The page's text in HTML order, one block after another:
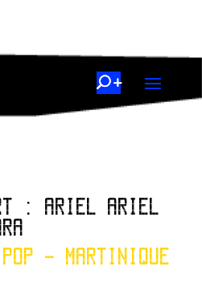
: ARIEL ARIEL
POP - MARTINIQUE